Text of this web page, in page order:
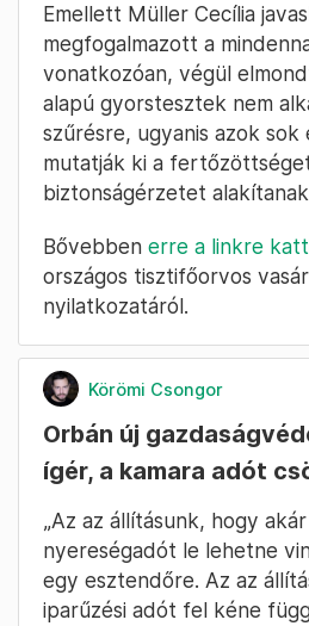
Emellett Müller Cecília
megfogalmazott a
vonatkozóan, végül
alapú gyorstesztek nem
szűrésre, ugyanis azok sok
mutatják ki a
biztonságérzetet
Bővebben erre a linkre
országos tisztifőorvos
nyilatkozatáról.
Körömi Csongor
Orbán új
ígér, a kamara adót
„Az az állításunk, hogy
nyereségadót le lehetne
egy esztendőre. Az az
iparűzési adót fel kéne